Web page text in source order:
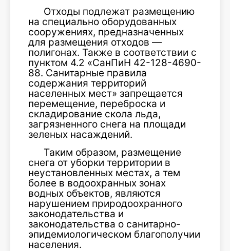
Отходы подлежат размещению
на специально оборудованных
сооружениях, предназначенных
для размещения отходов —
полигонах. Также в соответствии с
пунктом 4.2 «СанПиН 42-128-4690-
88. Санитарные правила
содержания территорий
населенных мест» запрещается
перемещение, переброска и
складирование скола льда,
загрязненного снега на площади
зеленых насаждений.
Таким образом, размещение
снега от уборки территории в
неустановленных местах, а тем
более в водоохранных зонах
водных объектов, являются
нарушением природоохранного
законодательства и
законодательства о санитарно-
эпидемиологическом благополучии
населения.